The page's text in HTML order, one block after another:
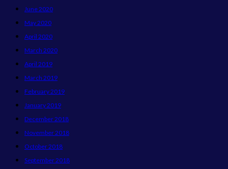
June 2020
May 2020
April 2020
March 2020
April 2019
March 2019
February 2019
January 2019
December 2018
November 2018
October 2018
September 2018